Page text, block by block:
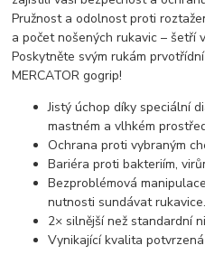
Pružnost a odolnost proti
a počet nošených rukavic – šetří
Poskytněte svým rukám
MERCATOR gogrip!
Jistý úchop díky speciální
mastném a vlhkém
Ochrana proti vybraným
Bariéra proti bakteriím,
Bezproblémová
nutnosti sundávat rukavice.
2× silnější než standardní
Vynikající kvalita